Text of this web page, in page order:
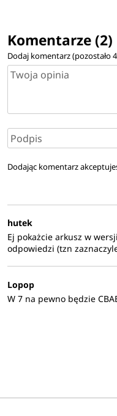
Komentarze (2)
Dodaj komentarz (pozostało
Dodając komentarz
hutek
Ej pokażcie arkusz w
odpowiedzi (tzn
Lopop
W 7 na pewno będzie